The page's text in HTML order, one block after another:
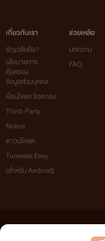
เกี่ยวกับเรา
ธัญวลัยคือ?
นโยบายการ
คุ้มครอง
ข้อมูลส่วนบุคคล
เงื่อนไขและข้อตกลง
Third-Party
Notice
ดาวน์โหลด
Tunwalai Easy
(สำหรับ Android)
ช่วยเหลือ
บทความ
FAQ